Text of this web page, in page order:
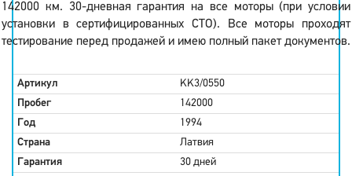
142000 км. 30-дневная гарантия на все моторы (при условии
установки в сертифицированных СТО). Все моторы проходят
тестирование перед продажей и имею полный пакет документов.
Артикул
KK3/0550
Пробег
142000
Год
1994
Страна
Латвия
Гарантия
30 дней